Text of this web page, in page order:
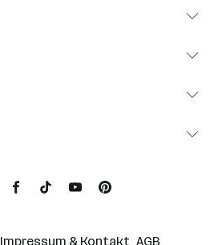
Impressum & Kontakt AGB